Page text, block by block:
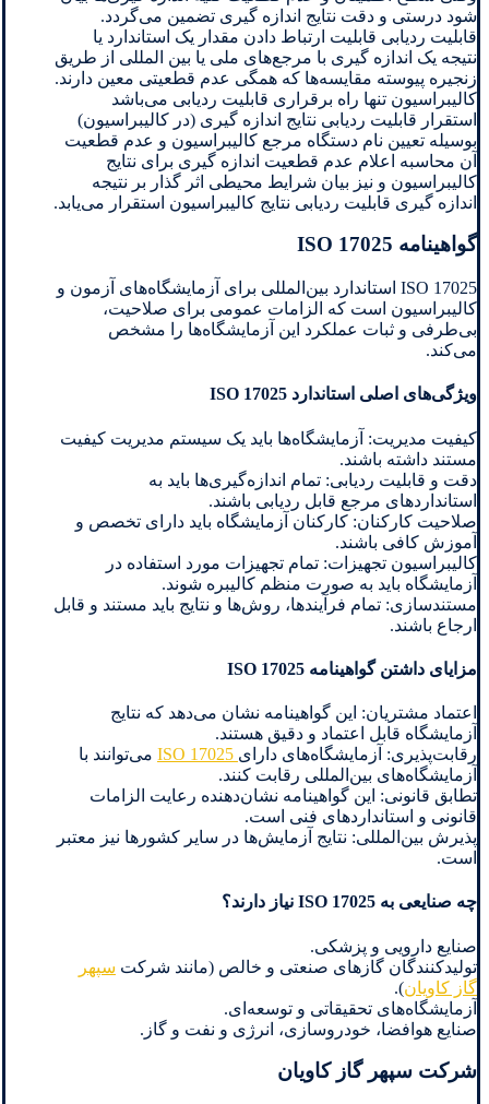
شود درستی و دقت نتایج اندازه گیری تضمین می‌گردد.
قابلیت ردیابی قابلیت ارتباط دادن مقدار یک استاندارد یا
نتیجه یک اندازه گیری با مرجع‌های ملی یا بین المللی از طریق
زنجیره پیوسته مقایسه‌ها که همگی عدم قطعیتی معین دارند.
کالیبراسیون تنها راه برقراری قابلیت ردیابی می‌باشد
استقرار قابلیت ردیابی نتایج اندازه گیری (در کالیبراسیون)
بوسیله تعیین نام دستگاه مرجع کالیبراسیون و عدم قطعیت
آن محاسبه اعلام عدم قطعیت اندازه گیری برای نتایج
کالیبراسیون و نیز بیان شرایط محیطی اثر گذار بر نتیجه
اندازه گیری قابلیت ردیابی نتایج کالیبراسیون استقرار می‌یابد.
گواهینامه ISO 17025
ISO 17025 استاندارد بین‌المللی برای آزمایشگاه‌های آزمون و
کالیبراسیون است که الزامات عمومی برای صلاحیت،
بی‌طرفی و ثبات عملکرد این آزمایشگاه‌ها را مشخص
می‌کند.
ویژگی‌های اصلی استاندارد ISO 17025
کیفیت مدیریت: آزمایشگاه‌ها باید یک سیستم مدیریت کیفیت
مستند داشته باشند.
دقت و قابلیت ردیابی: تمام اندازه‌گیری‌ها باید به
استانداردهای مرجع قابل ردیابی باشند.
صلاحیت کارکنان: کارکنان آزمایشگاه باید دارای تخصص و
آموزش کافی باشند.
کالیبراسیون تجهیزات: تمام تجهیزات مورد استفاده در
آزمایشگاه باید به صورت منظم کالیبره شوند.
مستندسازی: تمام فرآیندها، روش‌ها و نتایج باید مستند و قابل
ارجاع باشند.
مزایای داشتن گواهینامه ISO 17025
اعتماد مشتریان: این گواهینامه نشان می‌دهد که نتایج
آزمایشگاه قابل اعتماد و دقیق هستند.
رقابت‌پذیری: آزمایشگاه‌های دارای
می‌توانند با
آزمایشگاه‌های بین‌المللی رقابت کنند.
تطابق قانونی: این گواهینامه نشان‌دهنده رعایت الزامات
قانونی و استانداردهای فنی است.
پذیرش بین‌المللی: نتایج آزمایش‌ها در سایر کشورها نیز معتبر
است.
چه صنایعی به ISO 17025 نیاز دارند؟
صنایع دارویی و پزشکی.
تولیدکنندگان گازهای صنعتی و خالص (مانند شرکت سپهر
گاز کاویان).
آزمایشگاه‌های تحقیقاتی و توسعه‌ای.
صنایع هوافضا، خودروسازی، انرژی و نفت و گاز.
شرکت سپهر گاز کاویان